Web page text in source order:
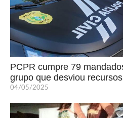
PCPR cumpre 79
grupo que desviou
04/05/2025